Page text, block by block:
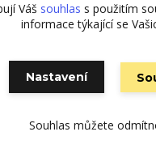
Vytvořeno na
Váš souhlas s použitím
informace týkající se
Nastavení
Souhlas můžete